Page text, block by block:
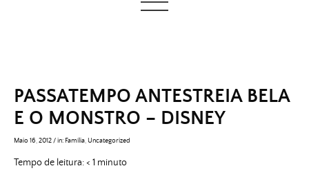
PASSATEMPO ANTESTREIA BELA
E O MONSTRO – DISNEY
Maio 16, 2012/in: Família Uncategorized
Tempo de leitura:< 1 minuto